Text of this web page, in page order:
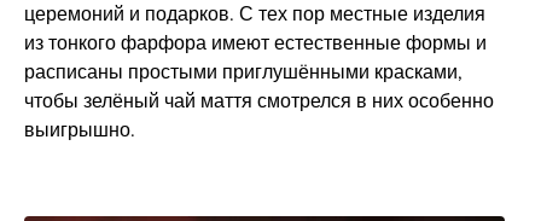
церемоний и подарков. С тех пор местные изделия
из тонкого фарфора имеют естественные формы и
расписаны простыми приглушёнными красками,
чтобы зелёный чай маття смотрелся в них особенно
выигрышно.